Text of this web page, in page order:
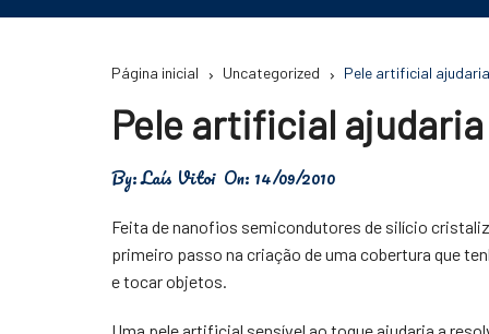
Energia
Física
Saúde
Página inicial Uncategorized Pele artificial
Pele artificial
By:Laís Vitoi On: 14/09/2010
Feita de nanofios semicondutores de silício
primeiro passo na criação de uma cobertura que
e tocar objetos.